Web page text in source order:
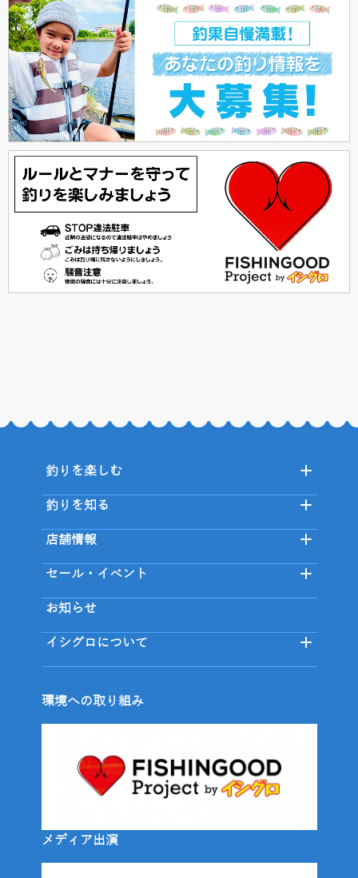
釣りを楽しむ
釣りを知る
店舗情報
セール・イベント
お知らせ
イシグロについて
環境への取り組み
メディア出演